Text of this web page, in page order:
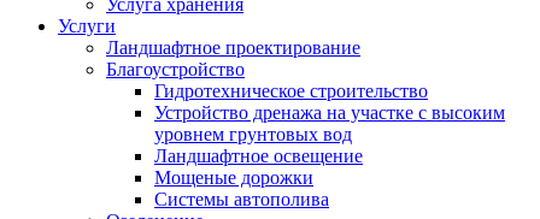
Услуга хранения
Услуги
Ландшафтное проектирование
Благоустройство
Гидротехническое строительство
Устройство дренажа на участке с высоким
уровнем грунтовых вод
Ландшафтное освещение
Мощеные дорожки
Системы автополива